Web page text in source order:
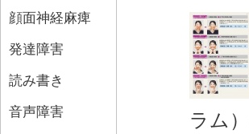
顔面神経麻痺
発達障害
読み書き
音声障害
ラム